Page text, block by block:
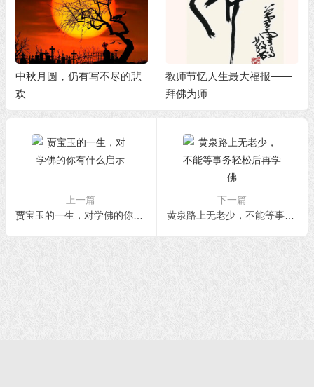
中秋月圆，仍有写不尽的悲
欢
教师节忆人生最大福报——
拜佛为师
上一篇
贾宝玉的一生，对学佛的你有什么启示
下一篇
黄泉路上无老少，不能等事务轻松后再学佛